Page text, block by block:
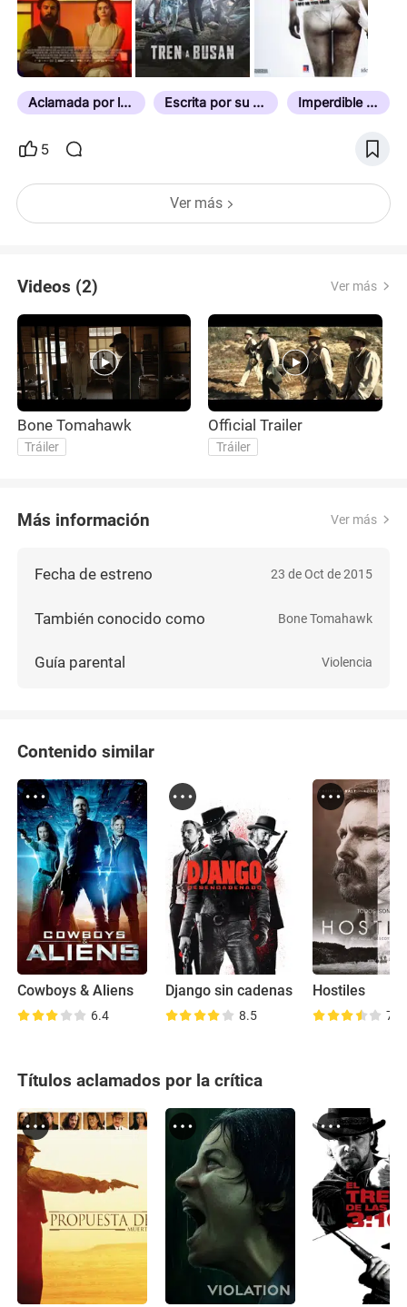
Aclamada por la Crítica Escrita por su Director Imperdible de Ver
5
Ver más
Videos (2) Ver más
Bone Tomahawk
Tráiler
Official Trailer
Tráiler
Más información Ver más
Fecha de estreno 23 de Oct de 2015
También conocido como Bone Tomahawk
Guía parental Violencia
Contenido similar
Cowboys & Aliens
6.4
Django sin cadenas
8.5
Hostiles
7.3
Títulos aclamados por la crítica